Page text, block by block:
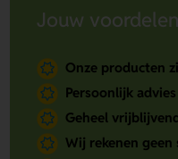
Jouw
Onze producten
Persoonlijk
Geheel
Wij rekenen